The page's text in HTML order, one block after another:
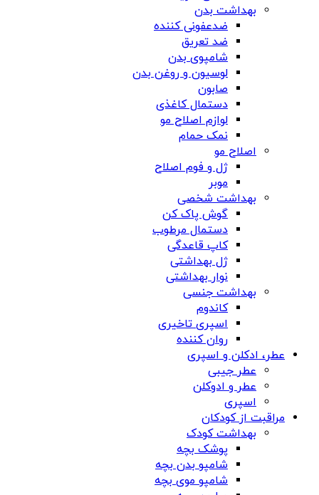
بهداشت بدن
ضدعفونی کننده
ضد تعریق
شامپوی بدن
لوسیون و روغن بدن
صابون
دستمال کاغذی
لوازم اصلاح مو
نمک حمام
اصلاح مو
ژل و فوم اصلاح
موبر
بهداشت شخصی
گوش پاک کن
دستمال مرطوب
کاپ قاعدگی
ژل بهداشتی
نوار بهداشتی
بهداشت جنسی
کاندوم
اسپری تاخیری
روان کننده
عطر، ادکلن و اسپری
عطر جیبی
عطر و ادوکلن
اسپری
مراقبت از کودکان
بهداشت کودک
پوشک بچه
شامپو بدن بچه
شامپو موی بچه